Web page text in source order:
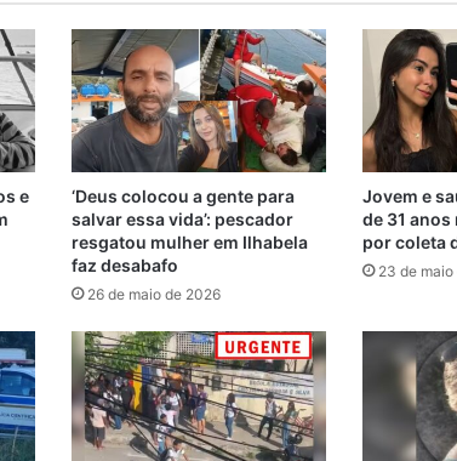
e
‘Deus colocou a gente para
salvar essa vida’: pescador
resgatou mulher em Ilhabela
faz desabafo
26 de maio de 2026
Jovem e
de 31
por coleta
23 de